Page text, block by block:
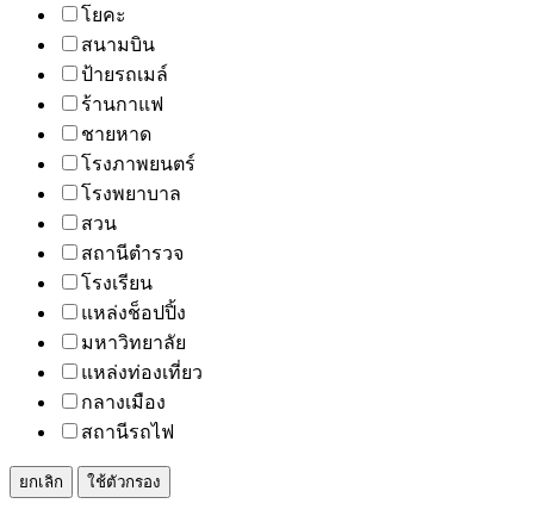
โยคะ
สนามบิน
ป้ายรถเมล์
ร้านกาแฟ
ชายหาด
โรงภาพยนตร์
โรงพยาบาล
สวน
สถานีตำรวจ
โรงเรียน
แหล่งช็อปปิ้ง
มหาวิทยาลัย
แหล่งท่องเที่ยว
กลางเมือง
สถานีรถไฟ
ยกเลิก ใช้ตัวกรอง